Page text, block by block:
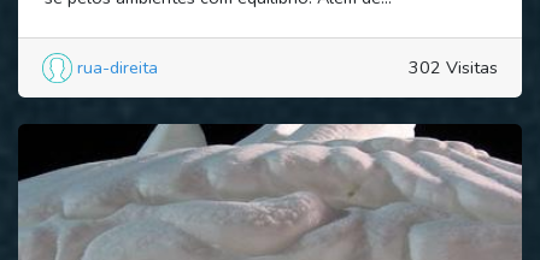
rua-direita 302 Visitas